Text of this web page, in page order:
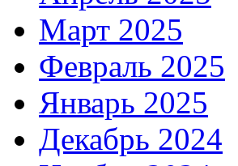
Март 2025
Февраль 2025
Январь 2025
Декабрь 2024